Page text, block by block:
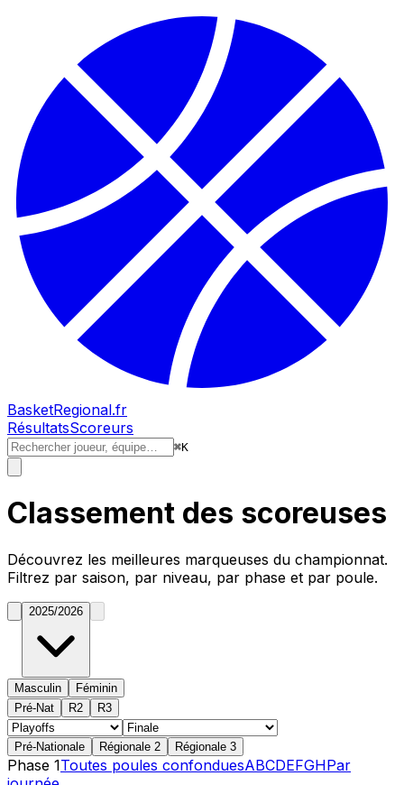
BasketRegional.fr
RésultatsScoreurs
⌘K
Classement des scoreuses
Découvrez les meilleures marqueuses du championnat.
Filtrez par saison, par niveau, par phase et par poule.
2025/2026
Masculin
Féminin
Pré-Nat
R2 R3
Pré-Nationale Régionale 2 Régionale 3
Phase 1Toutes poules confonduesABCDEFGHPar